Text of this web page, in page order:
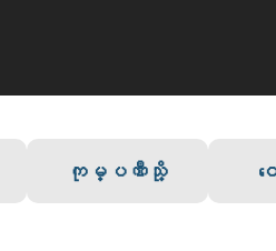
ကုမ္ပဏီသို့ ဝ